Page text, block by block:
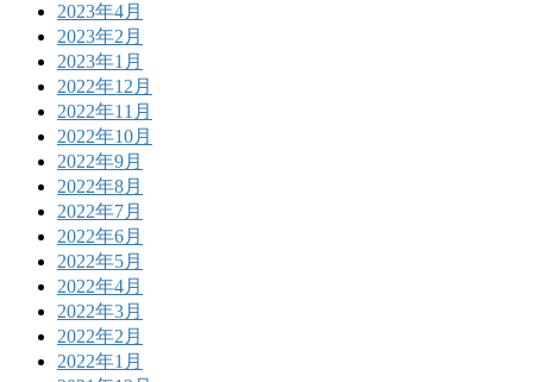
2023年4月
2023年2月
2023年1月
2022年12月
2022年11月
2022年10月
2022年9月
2022年8月
2022年7月
2022年6月
2022年5月
2022年4月
2022年3月
2022年2月
2022年1月